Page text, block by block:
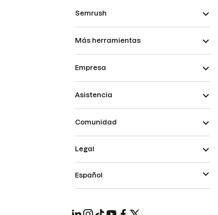
Semrush
Más herramientas
Empresa
Asistencia
Comunidad
Legal
Español